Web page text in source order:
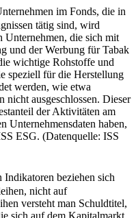
im Fonds, die in
tätig sind, wird
Unternehmen, die sich mit
und der Werbung für Tabak
wichtige Rohstoffe und
speziell für die Herstellung
werden, wie etwa
nicht ausgeschlossen. Dieser
der Aktivitäten am
Unternehmensdaten haben,
ESG. (Datenquelle: ISS
Indikatoren beziehen sich
nicht auf
versteht man Schuldtitel,
sich auf dem Kapitalmarkt